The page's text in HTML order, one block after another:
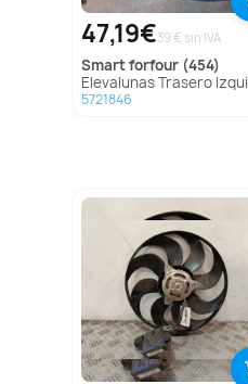
47,19€39 € sin IVA
smartforfour (454)
Elevalunas Trasero Izquierdo para Smart Forfour (454)
5721846